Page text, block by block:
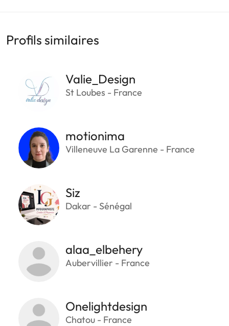
Profils similaires
Valie_Design
St Loubes - France
motionima
Villeneuve La Garenne - France
Siz
Dakar - Sénégal
alaa_elbehery
Aubervillier - France
Onelightdesign
Chatou - France